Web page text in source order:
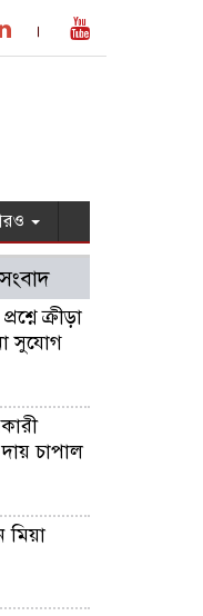
ক্রীড়া
সুযোগ
চাপাল
মিয়া